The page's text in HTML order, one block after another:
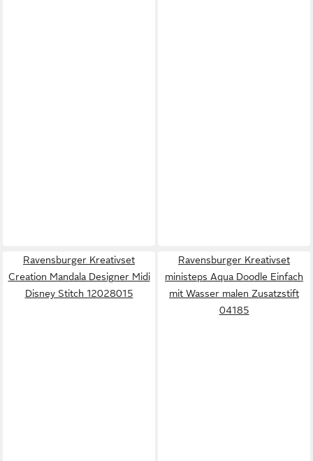
Ravensburger Kreativset
Creation Mandala Designer Midi
Disney Stitch 12028015
Ravensburger Kreativset
ministeps Aqua Doodle Einfach
mit Wasser malen Zusatzstift
04185